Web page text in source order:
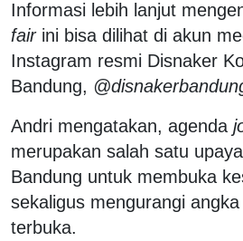
Informasi lebih lanjut
fair ini bisa dilihat di akun
Instagram resmi Disnaker
Bandung,
Andri mengatakan, agenda
merupakan salah satu
Bandung untuk membuka
sekaligus mengurangi
terbuka.